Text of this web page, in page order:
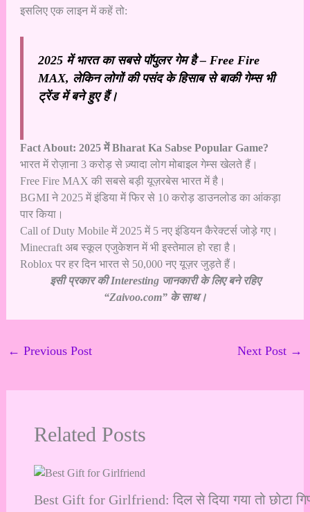
इसलिए एक लाइन में कहें तो:
2025 में भारत का सबसे पॉपुलर गेम है – Free Fire
MAX, लेकिन लोगों की पसंद के हिसाब से बाकी गेम्स भी
ट्रेंड में बने हुए हैं।
Fact About: 2025 में Bharat Ka Sabse Popular Game?
भारत में रोज़ाना 3 करोड़ से ज़्यादा लोग मोबाइल गेम्स खेलते हैं।
Free Fire MAX की सबसे बड़ी यूज़रबेस भारत में है।
BGMI ने 2025 में इंडिया में फिर से 10 करोड़ डाउनलोड का आंकड़ा
पार किया।
Call of Duty Mobile में 2025 में 5 नए इंडियन कैरेक्टर्स जोड़े गए।
Minecraft अब स्कूल एजुकेशन में भी इस्तेमाल हो रहा है।
Roblox पर हर दिन भारत से 50,000 नए यूज़र जुड़ते हैं।
इसी प्रकार की Interesting जानकारी के लिए बने रहिए
“Zaivoo.com” के साथ।
← Previous Post Next Post →
Related Posts
Best Gift for Girlfriend: दिल से दिया गया तो छोटा